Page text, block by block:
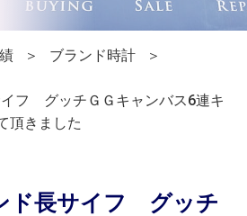
＞ ブランド時計
＞
フ グッチＧＧキャンバス6連キ
頂きました
ド長サイフ グッチ